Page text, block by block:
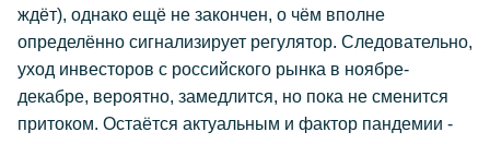
ждёт), однако ещё не закончен, о чём вполне
определённо сигнализирует регулятор. Следовательно,
уход инвесторов с российского рынка в ноябре-
декабре, вероятно, замедлится, но пока не сменится
притоком. Остаётся актуальным и фактор пандемии -